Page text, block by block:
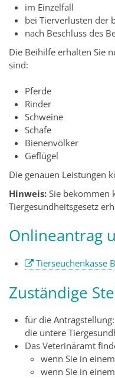
im Einzelfall
bei Tierverlusten der
nach Beschluss des
Die Beihilfe erhalten Sie
sind:
Pferde
Rinder
Schweine
Schafe
Bienenvölker
Geflügel
Die genauen Leistungen
Hinweis: Sie bekommen
Tiergesundheitsgesetz
Onlineantrag
Tierseuchenkasse
Zuständige
für die Antragstellung:
die untere
Das Veterinäramt
wenn Sie in
wenn Sie in